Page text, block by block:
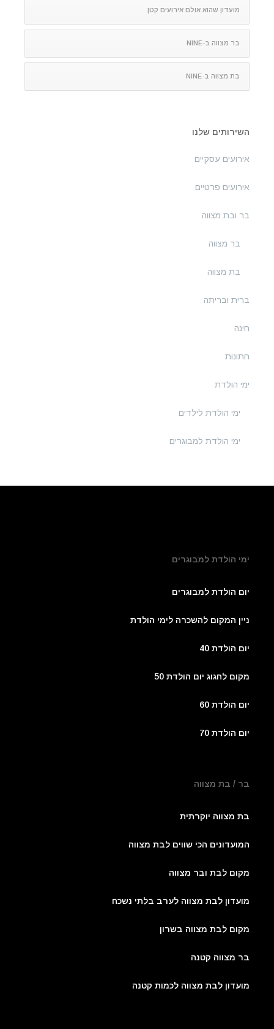
מועדון שהוא אולם אירועים קטן
בר מצווה ב-NINE
בת מצווה ב-NINE
השירותים שלנו
אירועים עסקיים
אירועים פרטיים
בר ובת מצווה
בר מצווה
בת מצווה
ברית ובריתה
חינה
חתונות
ימי הולדת
ימי הולדת לילדים
ימי הולדת למבוגרים
ימי הולדת למבוגרים
יום הולדת למבוגרים
ניין המקום להשכרה לימי הולדת
יום הולדת 40
מקום לחגוג יום הולדת 50
יום הולדת 60
יום הולדת 70
בר / בת מצווה
בת מצווה יוקרתית
המועדונים הכי שווים לבת מצווה
מקום לבת ובר מצווה
מועדון לבת מצווה לערב בלתי נשכח
מקום לבת מצווה בשרון
בר מצווה קטנה
מועדון לבת מצווה לכמות קטנה